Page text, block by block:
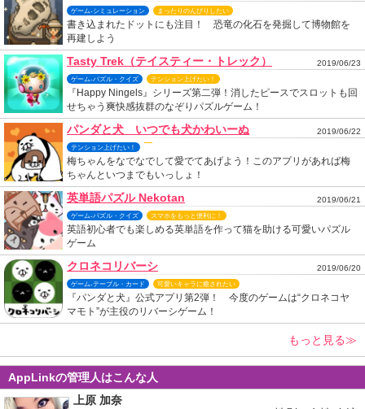
ゲーム-シミュレーション まったりのんびりしたい
書き込まれたドットにも注目！ 恐竜の化石を発掘して博物館を
再建しよう
Tasty Trek（テイスティー・トレック） 2019/06/23
ゲーム-パズル・クイズ テンション上げたい！
『Happy Ningels』シリーズ第二弾！消したピースでスロットも回
せちゃう爽快感抜群のなぞりパズルゲーム！
パンダと犬 いつでも犬かわいーぬ 2019/06/22
テンション上げたい！
梅ちゃんをなでなでして愛でてあげよう！このアプリがあれば梅
ちゃんといつまでもいっしょ！
英単語パズル Nekotan 2019/06/21
ゲーム-パズル・クイズ スマホをもっと便利に！
英語初心者でも楽しめる英単語を作って猫を助ける可愛いパズル
ゲーム
クロネコリバーシ 2019/06/20
ゲーム-テーブル・カード 可愛いキャラに癒されたい
『パンダと犬』公式アプリ第2弾！ 今度のゲームは“クロネコヤ
マモト”が主役のリバーシゲーム！
もっと見る≫
AppLinkの管理人はこんな人
上原 加奈